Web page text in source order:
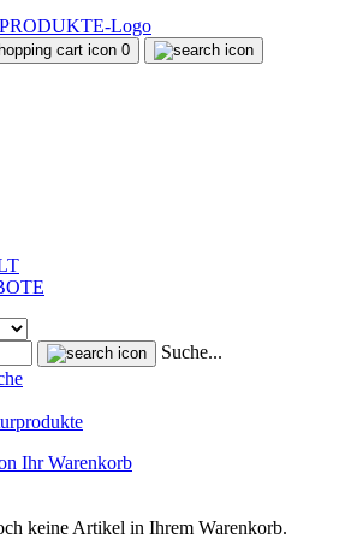
0
Suche...
Ihr Warenkorb
keine Artikel in Ihrem Warenkorb.